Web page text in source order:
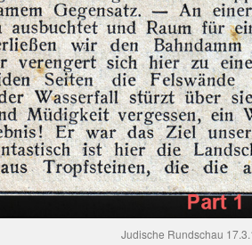
17.3.1934